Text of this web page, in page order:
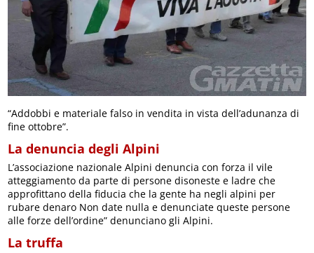
“Addobbi e materiale falso in vendita in vista dell’adunanza di
fine ottobre”.
La denuncia degli Alpini
L’associazione nazionale Alpini denuncia con forza il vile
atteggiamento da parte di persone disoneste e ladre che
approfittano della fiducia che la gente ha negli alpini per
rubare denaro Non date nulla e denunciate queste persone
alle forze dell’ordine” denunciano gli Alpini.
La truffa